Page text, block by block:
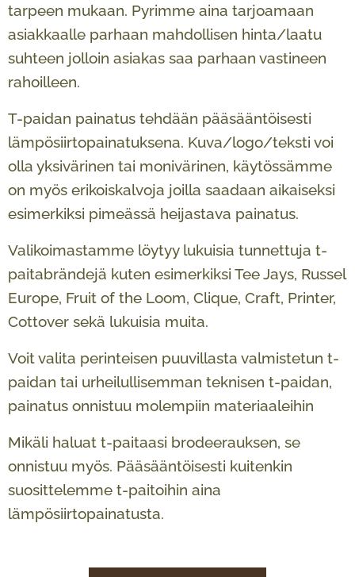
tarpeen mukaan. Pyrimme aina tarjoamaan
asiakkaalle parhaan mahdollisen hinta/laatu
suhteen jolloin asiakas saa parhaan vastineen
rahoilleen.
T-paidan painatus tehdään pääsääntöisesti
lämpösiirtopainatuksena. Kuva/logo/teksti voi
olla yksivärinen tai monivärinen, käytössämme
on myös erikoiskalvoja joilla saadaan aikaiseksi
esimerkiksi pimeässä heijastava painatus.
Valikoimastamme löytyy lukuisia tunnettuja t-
paitabrändejä kuten esimerkiksi Tee Jays, Russel
Europe, Fruit of the Loom, Clique, Craft, Printer,
Cottover sekä lukuisia muita.
Voit valita perinteisen puuvillasta valmistetun t-
paidan tai urheilullisemman teknisen t-paidan,
painatus onnistuu molempiin materiaaleihin
Mikäli haluat t-paitaasi brodeerauksen, se
onnistuu myös. Pääsääntöisesti kuitenkin
suosittelemme t-paitoihin aina
lämpösiirtopainatusta.